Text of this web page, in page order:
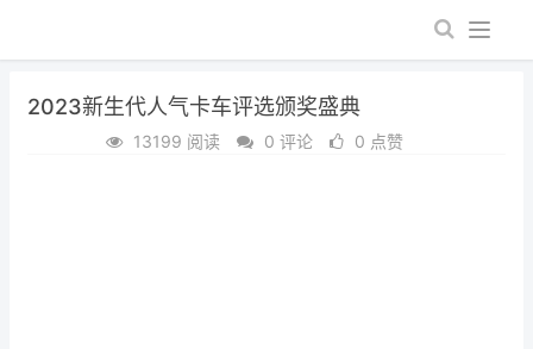
2023新生代人气卡车评选颁奖盛典
13199 阅读 0 评论 0 点赞